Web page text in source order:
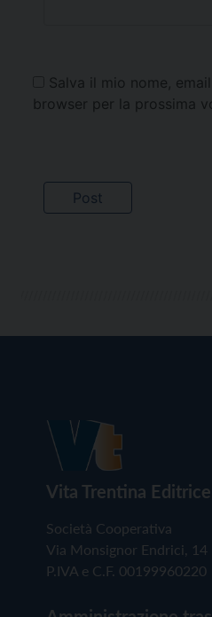
Salva il mio nome,
browser per la prossima
Vita Trentina Editrice
Società Cooperativa
Via Monsignor Endrici, 14
P.IVA e C.F. 00199960220